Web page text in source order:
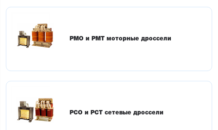
РМО и РМТ моторные дроссели
РСО и РСТ сетевые дроссели